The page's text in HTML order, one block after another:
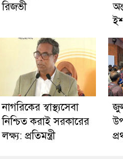
রিজভী
নাগরিকের স্বাস্থ্যসেবা
নিশ্চিত করাই সরকারের
লক্ষ্য: প্রতিমন্ত্রী